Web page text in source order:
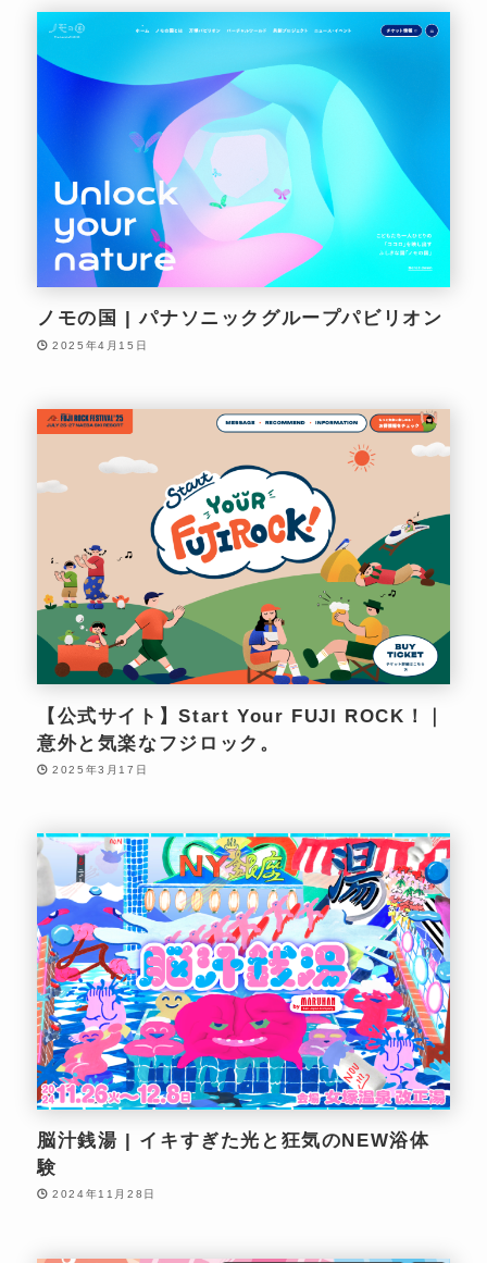
ノモの国 | パナソニックグループパビリオン
2025年4月15日
【公式サイト】Start Your FUJI ROCK！｜
意外と気楽なフジロック。
2025年3月17日
脳汁銭湯 | イキすぎた光と狂気のNEW浴体
験
2024年11月28日